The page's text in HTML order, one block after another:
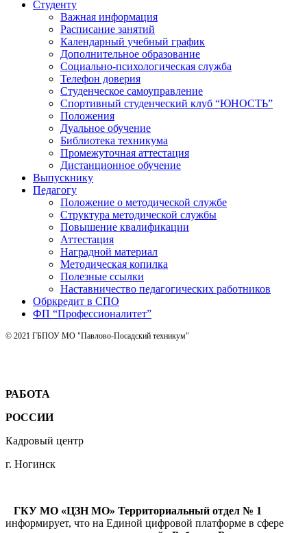
Студенту
Важная информация
Расписание занятий
Календарный учебный график
Дополнительное образование
Социально-психологическая служба
Телефон доверия
Студенческое самоуправление
Спортивный студенческий клуб “ЮНОСТЬ”
Положения
Дуальное обучение
Библиотека техникума
Промежуточная аттестация
Дистанционное обучение
Выпускнику
Педагогу
Положение о методической службе
Структура методической службы
Повышение квалификации
Аттестация
Наградной материал
Методическая копилка
Полезные ссылки
Наставничество педагогических работников
Обркредит в СПО
ФП “Профессионалитет”
© 2021 ГБПОУ МО "Павлово-Посадский техникум"
РАБОТА
РОССИИ
Кадровый центр
г. Ногинск
ГКУ МО «ЦЗН МО» Территориальный отдел № 1
информирует, что на Единой цифровой платформе в сфере